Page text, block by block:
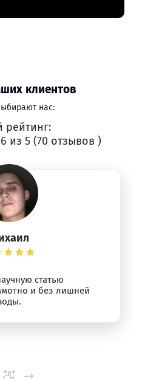
клиентов
нас:
рейтинг:
из 5 (70 отзывов )
статью
и без лишней